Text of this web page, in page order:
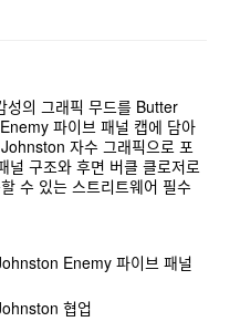
의 그래픽 무드를 Butter
파이브 패널 캡에 담아
자수 그래픽으로 포
널 구조와 후면 버클 클로저로
수 있는 스트리트웨어 필수
Enemy 파이브 패널
협업